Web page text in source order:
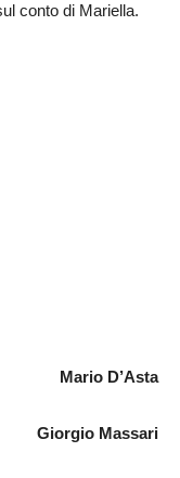
conto di Mariella.
Mario D’Asta
Giorgio Massari